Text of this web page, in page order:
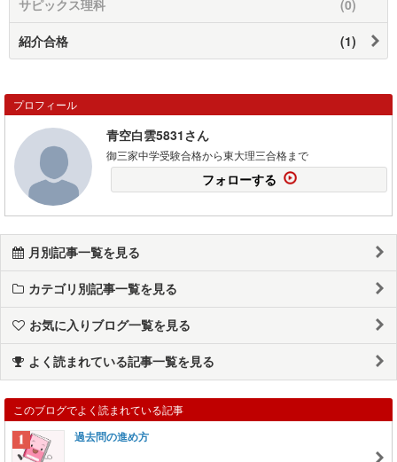
サピックス理科 (0)
紹介合格 (1)
プロフィール
青空白雲5831さん
御三家中学受験合格から東大理三合格まで
フォローする
月別記事一覧を見る
カテゴリ別記事一覧を見る
お気に入りブログ一覧を見る
よく読まれている記事一覧を見る
このブログでよく読まれている記事
過去問の進め方